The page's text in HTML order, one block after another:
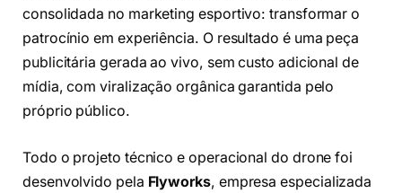
consolidada no marketing esportivo: transformar o
patrocínio em experiência. O resultado é uma peça
publicitária gerada ao vivo, sem custo adicional de
mídia, com viralização orgânica garantida pelo
próprio público.
Todo o projeto técnico e operacional do drone foi
desenvolvido pela Flyworks, empresa especializada